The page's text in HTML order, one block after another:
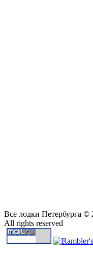
Все лодки Петербурга ©
All rights reserved